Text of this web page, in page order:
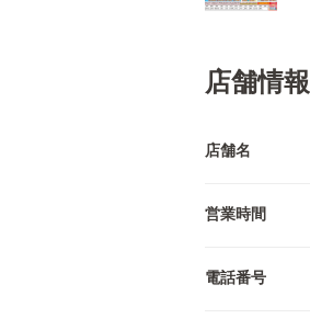
店舗情報
店舗名
営業時間
電話番号